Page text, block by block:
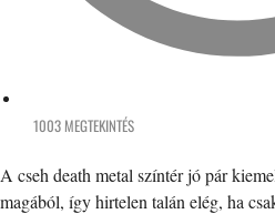
1003 MEGTEKINTÉS
A cseh death metal színtér jó pár
magából, így hirtelen talán elég, ha